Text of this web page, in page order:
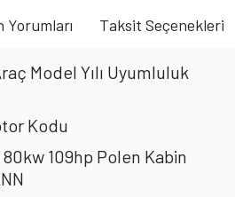
Yorumları Taksit Seçenekleri
Model Yılı Uyumluluk
Kodu
80kw 109hp Polen Kabin